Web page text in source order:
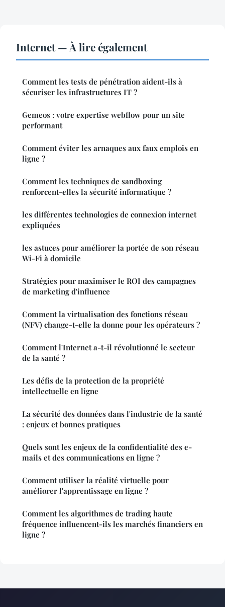
Internet — À lire également
Comment les tests de pénétration aident-ils à
sécuriser les infrastructures IT ?
Gemeos : votre expertise webflow pour un site
performant
Comment éviter les arnaques aux faux emplois en
ligne ?
Comment les techniques de sandboxing
renforcent-elles la sécurité informatique ?
les différentes technologies de connexion internet
expliquées
les astuces pour améliorer la portée de son réseau
Wi-Fi à domicile
Stratégies pour maximiser le ROI des campagnes
de marketing d'influence
Comment la virtualisation des fonctions réseau
(NFV) change-t-elle la donne pour les opérateurs ?
Comment l'Internet a-t-il révolutionné le secteur
de la santé ?
Les défis de la protection de la propriété
intellectuelle en ligne
La sécurité des données dans l'industrie de la santé
: enjeux et bonnes pratiques
Quels sont les enjeux de la confidentialité des e-
mails et des communications en ligne ?
Comment utiliser la réalité virtuelle pour
améliorer l'apprentissage en ligne ?
Comment les algorithmes de trading haute
fréquence influencent-ils les marchés financiers en
ligne ?